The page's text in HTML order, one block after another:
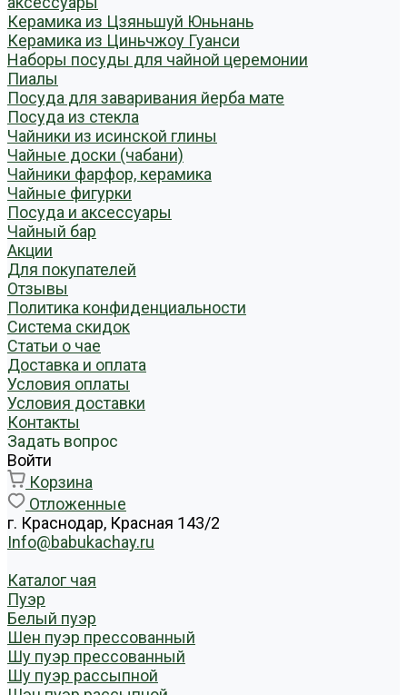
Керамика из Цзяньшуй Юньнань
Керамика из Циньчжоу Гуанси
Наборы посуды для чайной церемонии
Пиалы
Посуда для заваривания йерба мате
Посуда из стекла
Чайники из исинской глины
Чайные доски (чабани)
Чайники фарфор, керамика
Чайные фигурки
Посуда и аксессуары
Чайный бар
Акции
Для покупателей
Отзывы
Политика конфиденциальности
Система скидок
Статьи о чае
Доставка и оплата
Условия оплаты
Условия доставки
Контакты
Задать вопрос
Войти
Корзина
Отложенные
г. Краснодар, Красная 143/2
Info@babukachay.ru
Каталог чая
Пуэр
Белый пуэр
Шен пуэр прессованный
Шу пуэр прессованный
Шу пуэр рассыпной